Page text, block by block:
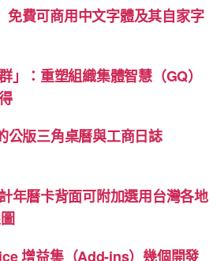
免費可商用中文字體及其自家字
」：重塑組織集體智慧（GQ）
公版三角桌曆與工商日誌
年曆卡背面可附加選用台灣各地
增益集（Add-ins）幾個開發